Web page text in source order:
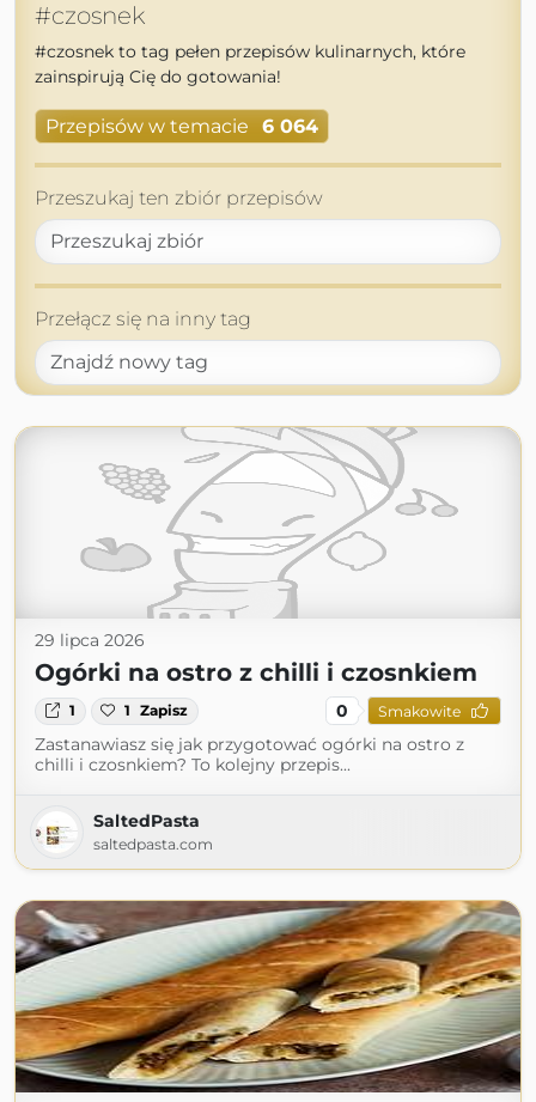
#czosnek
#czosnek to tag pełen przepisów kulinarnych, które
zainspirują Cię do gotowania!
Przepisów w temacie 6 064
Przeszukaj ten zbiór przepisów
Przełącz się na inny tag
29 lipca 2026
Ogórki na ostro z chilli i czosnkiem
1 1 Zapisz 0 Smakowite
Zastanawiasz się jak przygotować ogórki na ostro z
chilli i czosnkiem? To kolejny przepis...
SaltedPasta
saltedpasta.com